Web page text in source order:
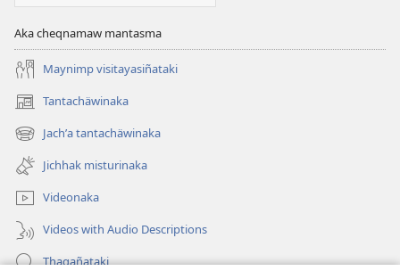
Aka cheqnamaw mantasma
Maynimp visitayasiñataki
Tantachäwinaka
(opens
new
window)
Jachʼa tantachäwinaka
(opens
new
window)
Jichhak misturinaka
Videonaka
Videos with Audio Descriptions
Thaqañataki